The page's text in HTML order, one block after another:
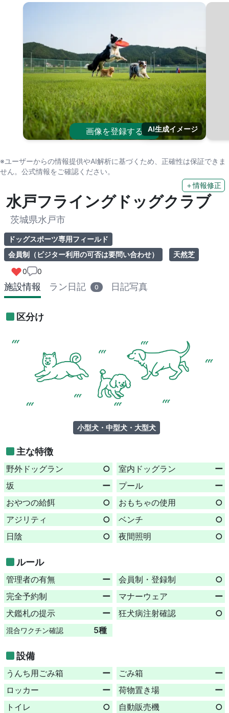
画像を登録する AI生成イメージ
※ユーザーからの情報提供やAI解析に基づくため、正確性は保証できま
せん。公式情報をご確認ください。
＋情報修正
水戸フライングドッグクラブ
茨城県水戸市
ドッグスポーツ専用フィールド
会員制（ビジター利用の可否は要問い合わせ）
天然芝
0
0
施設情報 ラン日記 0 日記写真
区分け
小型犬・中型犬・大型犬
主な特徴
野外ドッグラン ○ 室内ドッグラン
ー
坂
ー プール
ー
おやつの給餌
○ おもちゃの使用
○
アジリティ
○ ベンチ
○
日陰
○ 夜間照明 ○
ルール
管理者の有無 ー 会員制・登録制
○
完全予約制
ー マナーウェア
ー
犬鑑札の提示
ー 狂犬病注射確認 ○
混合ワクチン確認 5種
設備
うんち用ごみ箱 ー ごみ箱
ー
ロッカー
ー 荷物置き場
ー
トイレ
○ 自動販売機
○